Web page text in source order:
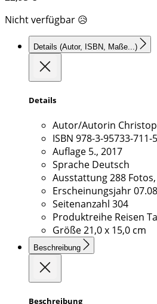
Nicht verfügbar 😥
Details (Autor, ISBN, Maße...)
Details
Autor/Autorin
ISBN 978-3-95733-711-5
Auflage 5., 2017
Sprache Deutsch
Ausstattung288
Erscheinungsjahr
Seitenanzahl 304
Produktreihe Reisen
Größe21,0 x 15,0 cm
Beschreibung
Beschreibung